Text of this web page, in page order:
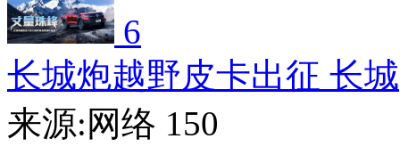
6
长城炮越野皮卡出征 长城
来源:网络 150